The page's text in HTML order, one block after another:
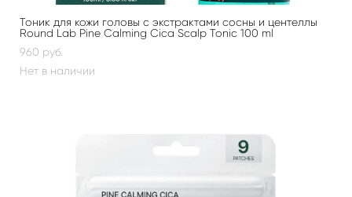
Тоник для кожи головы с экстрактами сосны и центеллы
Round Lab Pine Calming Cica Scalp Tonic 100 ml
960 pуб.
Нет в наличии